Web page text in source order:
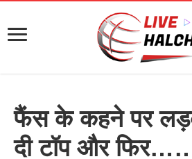
फैंस के कहने पर
दी टॉप और